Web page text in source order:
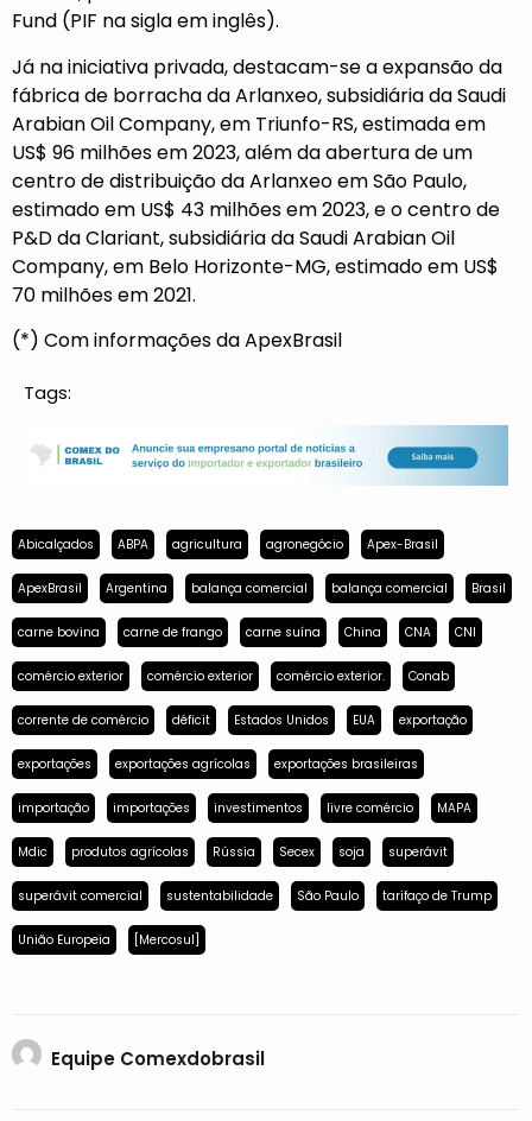
Fund (PIF na sigla em inglês).
Já na iniciativa privada, destacam-se a expansão da
fábrica de borracha da Arlanxeo, subsidiária da Saudi
Arabian Oil Company, em Triunfo-RS, estimada em
US$ 96 milhões em 2023, além da abertura de um
centro de distribuição da Arlanxeo em São Paulo,
estimado em US$ 43 milhões em 2023, e o centro de
P&D da Clariant, subsidiária da Saudi Arabian Oil
Company, em Belo Horizonte-MG, estimado em US$
70 milhões em 2021.
(*) Com informações da ApexBrasil
Tags:
Abicalçados ABPA agricultura agronegócio Apex-Brasil
ApexBrasil Argentina balança comercial balança comercial Brasil
carne bovina carne de frango carne suína China CNA CNI
comércio exterior comércio exterior comércio exterior. Conab
corrente de comércio déficit Estados Unidos EUA exportação
exportações exportações agrícolas exportações brasileiras
importação importações investimentos livre comércio MAPA
Mdic produtos agrícolas Rússia Secex soja superávit
superávit comercial sustentabilidade São Paulo tarifaço de Trump
União Europeia [Mercosul]
Equipe Comexdobrasil